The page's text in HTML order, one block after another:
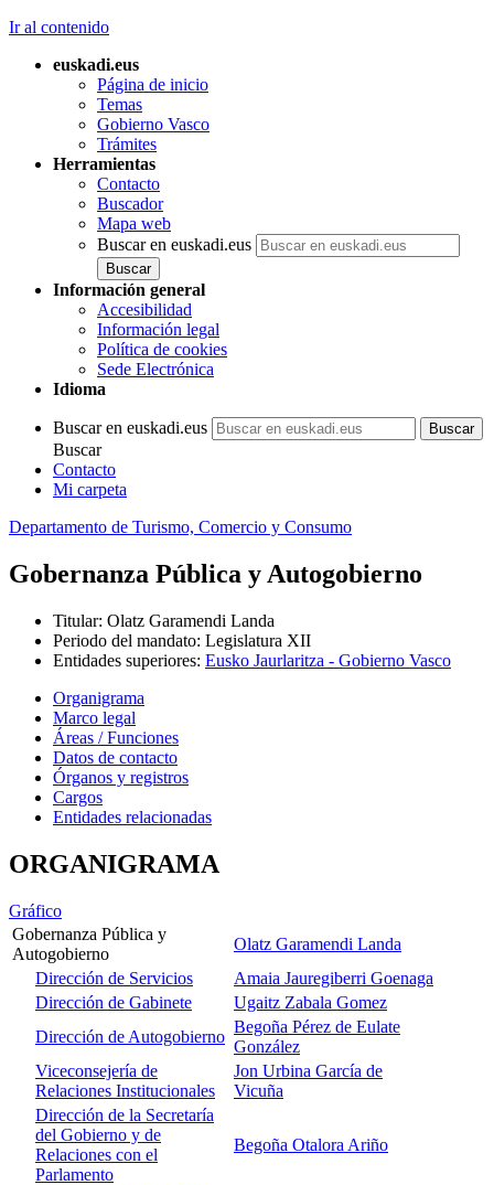
Ir al contenido
euskadi.eus
Página de inicio
Temas
Gobierno Vasco
Trámites
Herramientas
Contacto
Buscador
Mapa web
Buscar en euskadi.eus
Información general
Accesibilidad
Información legal
Política de cookies
Sede Electrónica
Idioma
Buscar en euskadi.eus
Buscar
Contacto
Mi carpeta
Departamento de Turismo, Comercio y Consumo
Gobernanza Pública y Autogobierno
Titular: Olatz Garamendi Landa
Periodo del mandato: Legislatura XII
Entidades superiores: Eusko Jaurlaritza - Gobierno Vasco
Organigrama
Marco legal
Áreas / Funciones
Datos de contacto
Órganos y registros
Cargos
Entidades relacionadas
ORGANIGRAMA
Gráfico
Gobernanza Pública y
Autogobierno
Olatz Garamendi Landa
Dirección de Servicios
Amaia Jauregiberri Goenaga
Dirección de Gabinete
Ugaitz Zabala Gomez
Dirección de Autogobierno
Begoña Pérez de Eulate
González
Viceconsejería de
Relaciones Institucionales
Jon Urbina García de
Vicuña
Dirección de la Secretaría
del Gobierno y de
Relaciones con el
Parlamento
Begoña Otalora Ariño